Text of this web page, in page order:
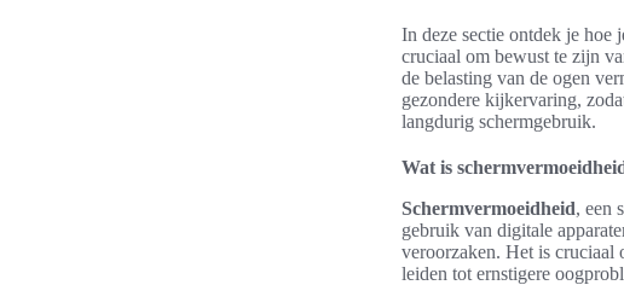
In deze sectie ontdek je hoe
cruciaal om bewust te zijn
de belasting van de ogen
gezondere kijkervaring,
langdurig schermgebruik.
Wat is
Schermvermoeidheid, een
gebruik van digitale
veroorzaken. Het is cruciaal
leiden tot ernstigere